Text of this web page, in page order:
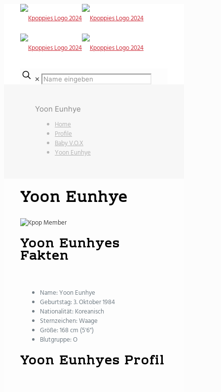
✕
Yoon Eunhye
Home
Profile
Baby V.O.X
Yoon Eunhye
Yoon Eunhye
Yoon Eunhyes
Fakten
Name: Yoon Eunhye
Geburtstag: 3. Oktober 1984
Nationalität: Koreanisch
Sternzeichen: Waage
Größe: 168 cm (5'6")
Blutgruppe: O
Yoon Eunhyes Profil